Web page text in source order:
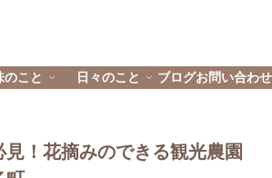
のこと 日々のこと ブログお問い合わせ
！花摘みのできる観光農園